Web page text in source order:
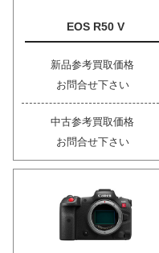
EOS R50 V
新品参考買取価格
お問合せ下さい
中古参考買取価格
お問合せ下さい